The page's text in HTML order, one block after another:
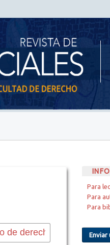
Para
Para
Para
Enviar